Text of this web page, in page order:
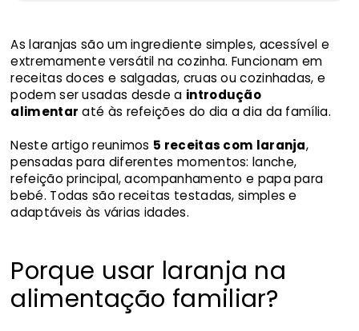
As laranjas são um ingrediente simples, acessível e
extremamente versátil na cozinha. Funcionam em
receitas doces e salgadas, cruas ou cozinhadas, e
podem ser usadas desde a introdução
alimentar até às refeições do dia a dia da família.
Neste artigo reunimos 5 receitas com laranja,
pensadas para diferentes momentos: lanche,
refeição principal, acompanhamento e papa para
bebé. Todas são receitas testadas, simples e
adaptáveis às várias idades.
Porque usar laranja na
alimentação familiar?